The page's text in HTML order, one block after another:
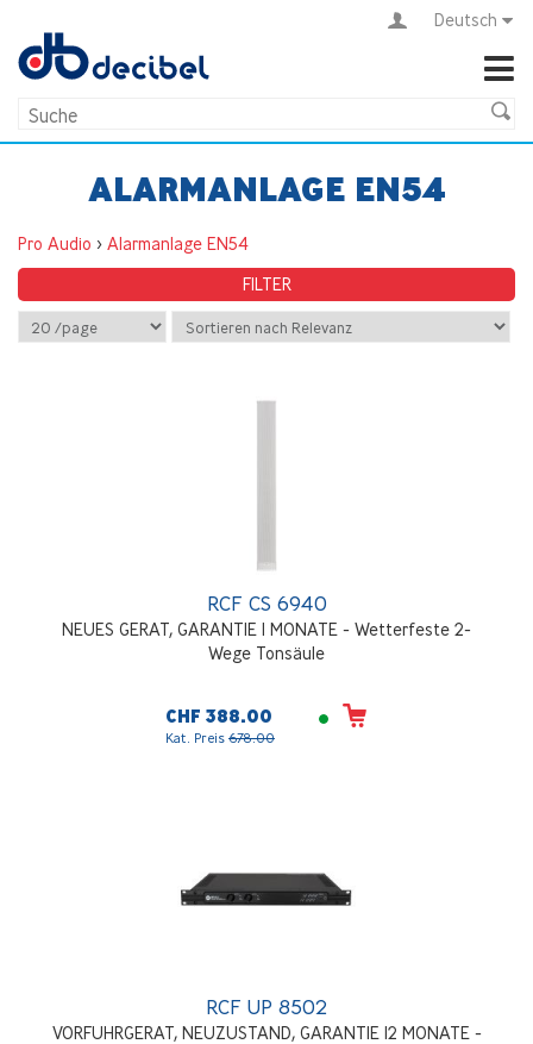
Deutsch
ALARMANLAGE EN54
Pro Audio > Alarmanlage EN54
FILTER
RCF CS 6940
NEUES GERAT, GARANTIE 1 MONATE - Wetterfeste 2-
Wege Tonsäule
CHF 388.00
Kat. Preis 678.00
RCF UP 8502
VORFUHRGERAT, NEUZUSTAND, GARANTIE 12 MONATE -